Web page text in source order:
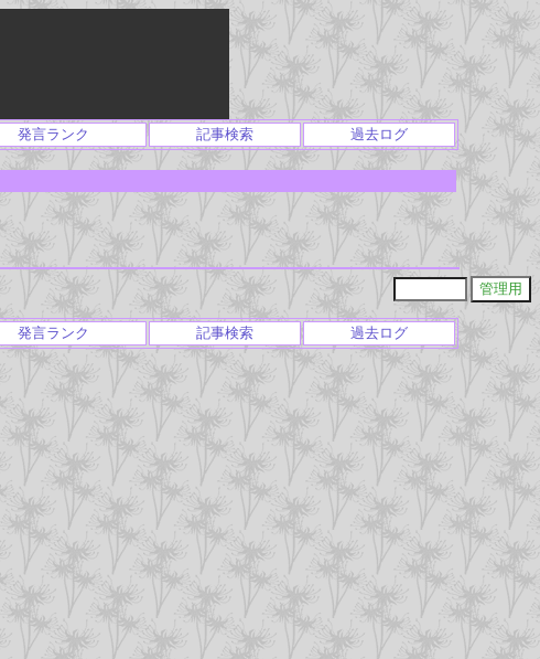
発言ランク 記事検索 過去ログ
発言ランク 記事検索 過去ログ